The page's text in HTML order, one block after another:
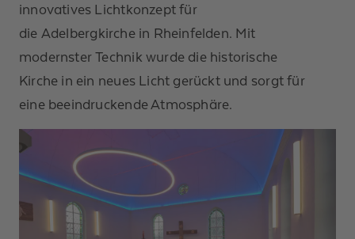
innovatives Lichtkonzept für
die Adelbergkirchein Rheinfelden. Mit
modernster Technik wurde die historische
Kirche in ein neues Licht gerückt und sorgt für
eine beeindruckende Atmosphäre.